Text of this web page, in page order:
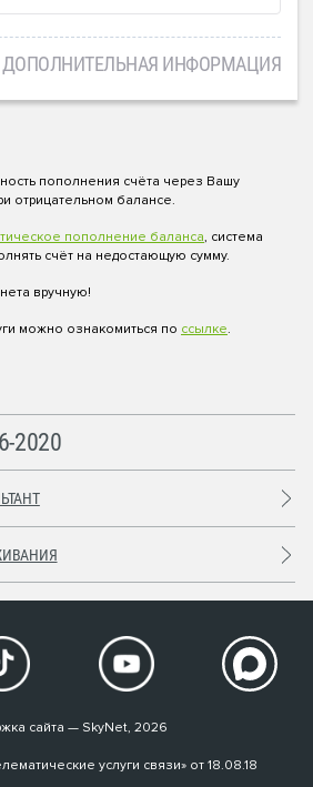
ДОПОЛНИТЕЛЬНАЯ ИНФОРМАЦИЯ
пополнения счёта через Вашу
отрицательном балансе.
пополнение баланса, система
счёт на недостающую сумму.
вручную!
можно ознакомиться по ссылке.
2020
сайта — SkyNet, 2026
услуги связи» от 18.08.18